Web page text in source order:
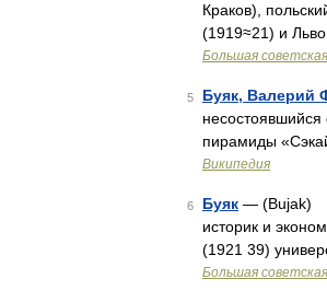
Краков),
(1919≈21) и
Большая
5 Буяк, Валерий
пирамиды
Википедия
6 Буяк — (Bujak)
историк и
(1921 39)
Большая